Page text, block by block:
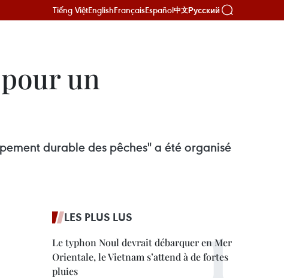
Tiếng ViệtEnglishFrançaisEspañol中文Русский
un
durable des pêches" a été organisé
LES PLUS LUS
Le typhon Noul devrait débarquer en Mer
Orientale, le Vietnam s’attend à de fortes
pluies